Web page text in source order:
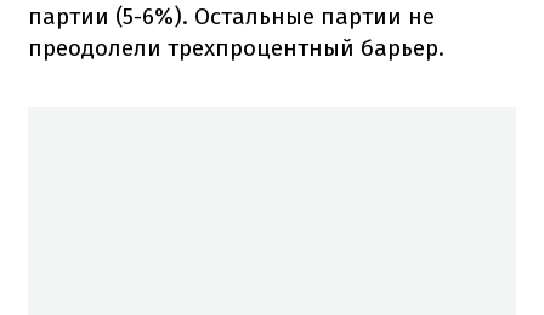
партии (5-6%). Остальные партии не
преодолели трехпроцентный барьер.